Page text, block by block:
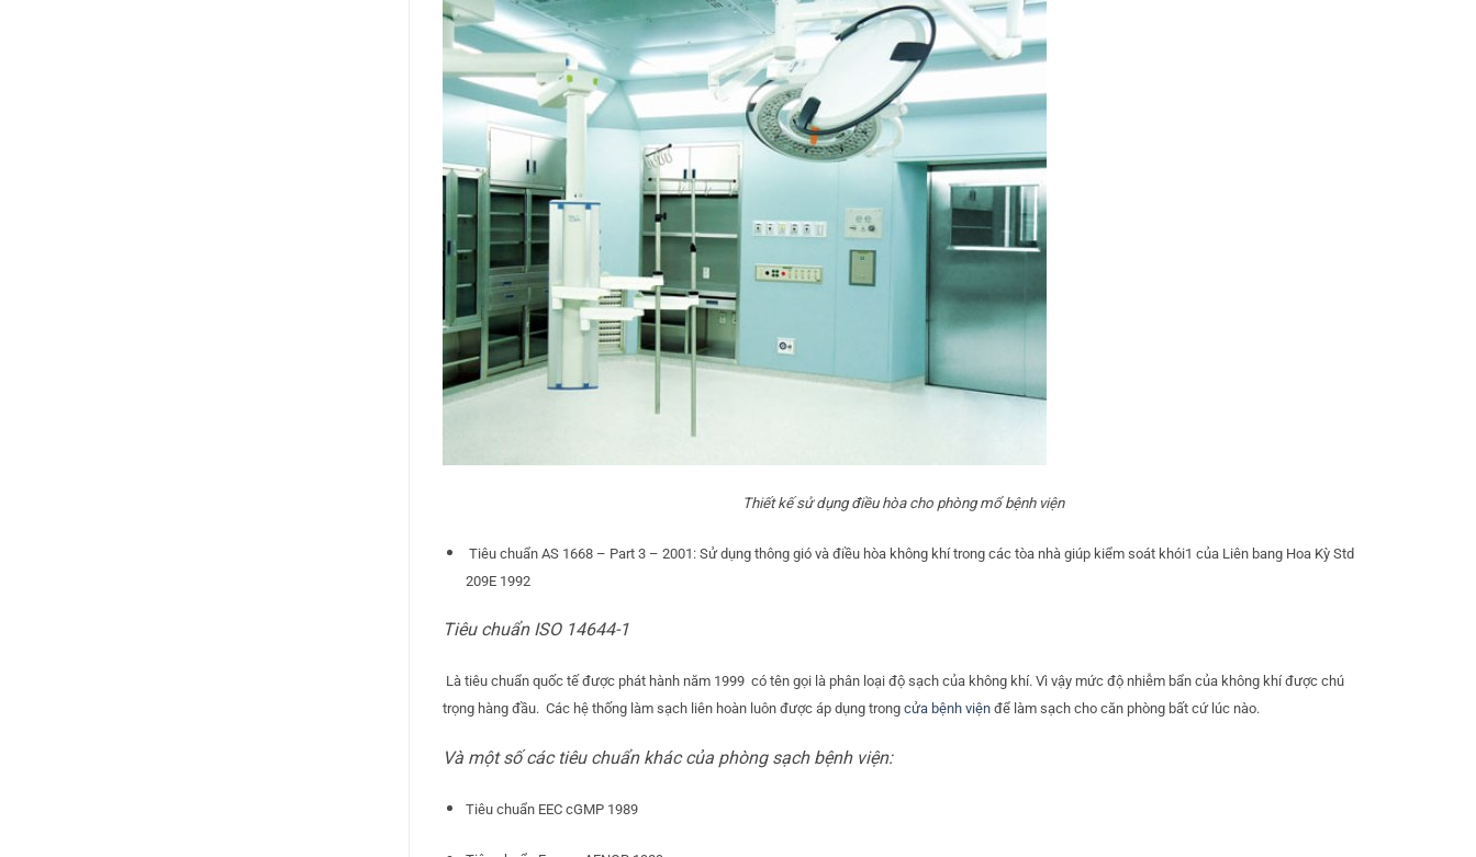
Thiết kế sử dụng điều hòa cho phòng mổ bệnh viện
Tiêu chuẩn AS 1668 – Part 3 – 2001: Sử dụng thông gió và điều hòa không khí trong các tòa nhà giúp kiểm soát khói1 của Liên bang Hoa Kỳ Std
209E 1992
Tiêu chuẩn ISO 14644-1
Là tiêu chuẩn quốc tế được phát hành năm 1999 có tên gọi là phân loại độ sạch của không khí. Vì vậy mức độ nhiễm bẩn của không khí được chú
trọng hàng đầu. Các hệ thống làm sạch liên hoàn luôn được áp dụng trong cửa bệnh viện để làm sạch cho căn phòng bất cứ lúc nào.
Và một số các tiêu chuẩn khác của phòng sạch bệnh viện:
Tiêu chuẩn EEC cGMP 1989